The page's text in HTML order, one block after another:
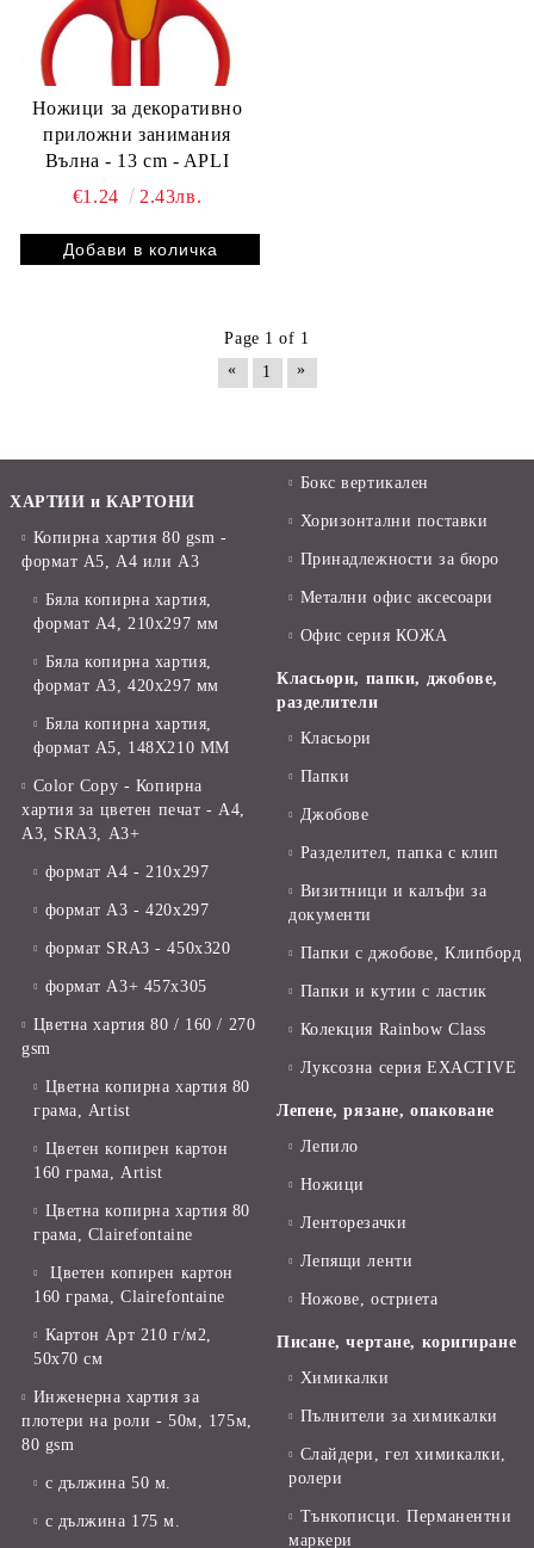
Ножици за декоративно
приложни занимания
Вълна - 13 cm - APLI
€1.24
2.43лв.
Page 1 of 1
«
1 »
ХАРТИИ и КАРТОНИ
Копирна хартия 80 gsm -
формат А5, А4 или А3
Бяла копирна хартия,
формат А4, 210x297 мм
Бяла копирна хартия,
формат А3, 420x297 мм
Бяла копирна хартия,
формат А5, 148X210 ММ
Color Copy - Копирна
хартия за цветен печат - А4,
А3, SRA3, А3+
формат А4 - 210x297
формат А3 - 420x297
формат SRA3 - 450x320
формат А3+ 457x305
Цветна хартия 80 / 160 / 270
gsm
Цветна копирна хартия 80
грама, Artist
Цветен копирен картон
160 грама, Artist
Цветна копирна хартия 80
грама, Clairefontaine
Цветен копирен картон
160 грама, Clairefontaine
Картон Арт 210 г/м2,
50х70 см
Инженерна хартия за
плотери на роли - 50м, 175м,
80 gsm
с дължина 50 м.
с дължина 175 м.
Бокс вертикален
Хоризонтални поставки
Принадлежности за бюро
Метални офис аксесоари
Офис серия КОЖА
Класьори, папки, джобове,
разделители
Класьори
Папки
Джобове
Разделител, папка с клип
Визитници и калъфи за
документи
Папки с джобове, Клипборд
Папки и кутии с ластик
Колекция Rainbow Class
Луксозна серия EXACTIVE
Лепене, рязане, опаковане
Лепило
Ножици
Ленторезачки
Лепящи ленти
Ножове, остриета
Писане, чертане, коригиране
Химикалки
Пълнители за химикалки
Слайдери, гел химикалки,
ролери
Тънкописци. Перманентни
маркери